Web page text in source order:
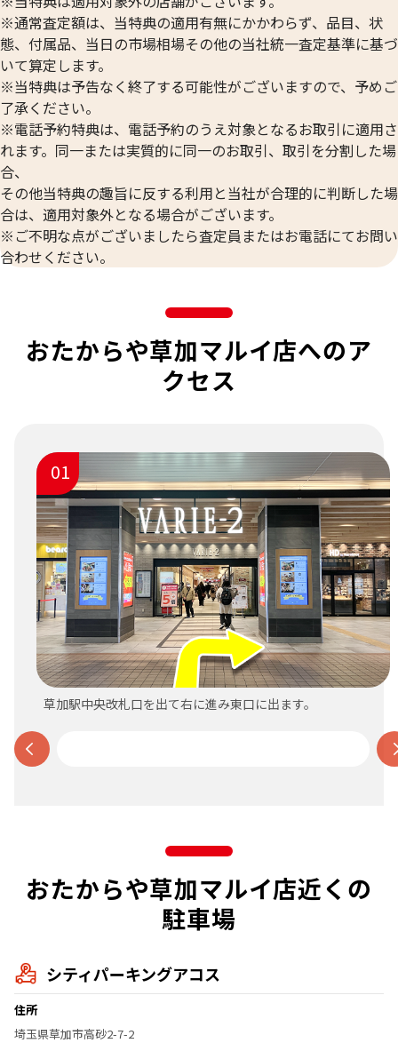
※通常査定額は、当特典の適用有無にかかわらず、品目、状
態、付属品、当日の市場相場その他の当社統一査定基準に基づ
いて算定します。
※当特典は予告なく終了する可能性がございますので、予めご
了承ください。
※電話予約特典は、電話予約のうえ対象となるお取引に適用さ
れます。同一または実質的に同一のお取引、取引を分割した場
合、
その他当特典の趣旨に反する利用と当社が合理的に判断した場
合は、適用対象外となる場合がございます。
※ご不明な点がございましたら査定員またはお電話にてお問い
合わせください。
おたからや草加マルイ店へのア
クセス
01
草加駅中央改札口を出て右に進み東口に出ます。
おたからや草加マルイ店近くの
駐車場
シティパーキングアコス
住所
埼玉県草加市高砂2-7-2